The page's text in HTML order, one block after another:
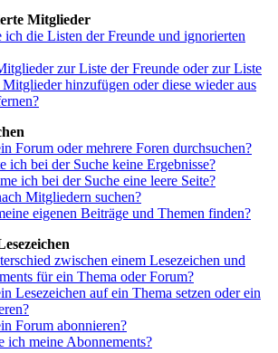
Mitglieder
ich die Listen der Freunde und ignorierten
zur Liste der Freunde oder zur Liste
hinzufügen oder diese wieder aus
Forum oder mehrere Foren durchsuchen?
ich bei der Suche keine Ergebnisse?
ich bei der Suche eine leere Seite?
Mitgliedern suchen?
eigenen Beiträge und Themen finden?
zwischen einem Lesezeichen und
für ein Thema oder Forum?
Lesezeichen auf ein Thema setzen oder ein
Forum abonnieren?
ich meine Abonnements?